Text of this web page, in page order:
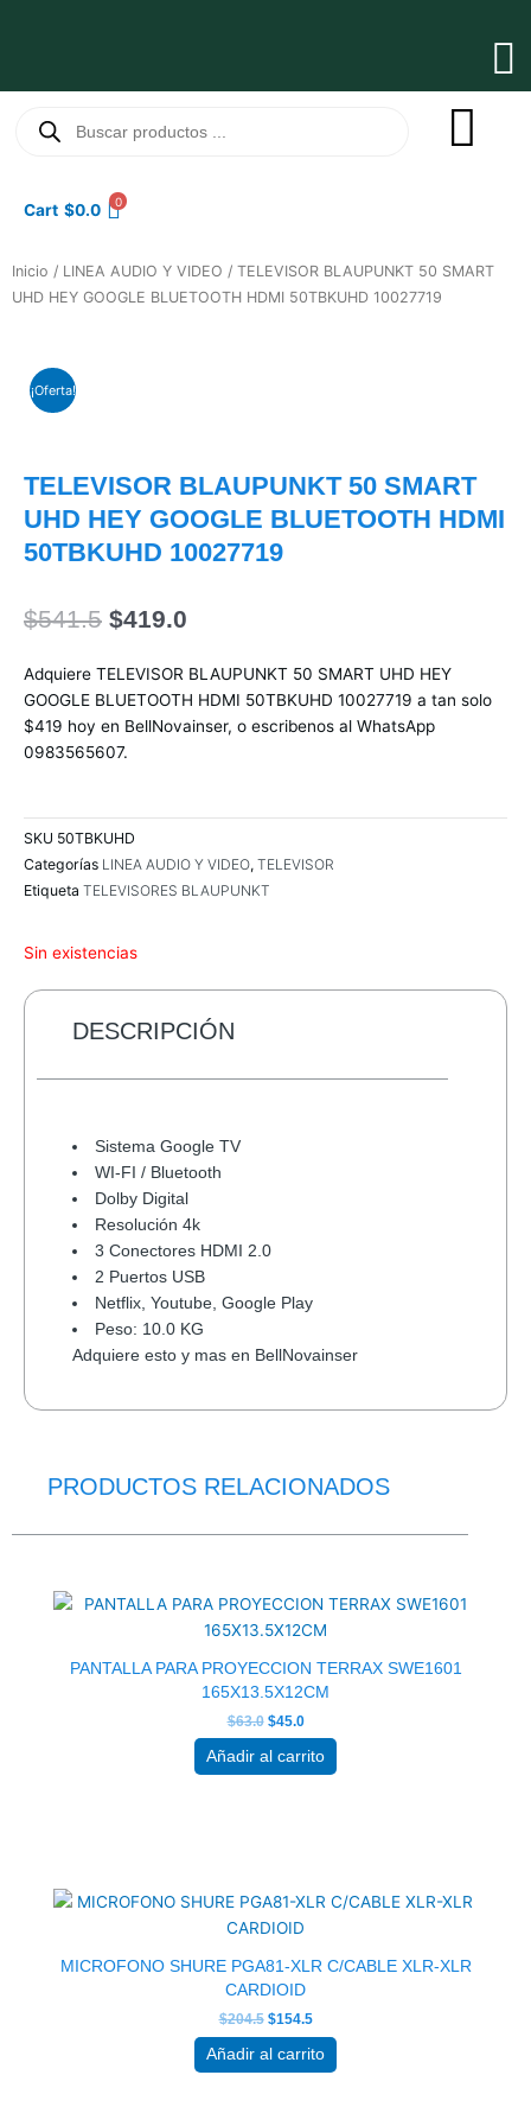
productos
Cart $0.0 0
Inicio / LINEA AUDIO Y VIDEO / TELEVISOR BLAUPUNKT 50 SMART
UHD HEY GOOGLE BLUETOOTH HDMI 50TBKUHD 10027719
¡Oferta!
TELEVISOR BLAUPUNKT 50 SMART
UHD HEY GOOGLE BLUETOOTH HDMI
50TBKUHD 10027719
$541.5 El
original
era:
$541.5.
$419.0
actual
es:
$419.0.
Adquiere TELEVISOR BLAUPUNKT 50 SMART UHD HEY
GOOGLE BLUETOOTH HDMI 50TBKUHD 10027719 a tan solo
$419 hoy en BellNovainser, o escribenos al WhatsApp
0983565607.
SKU 50TBKUHD
Categorías LINEA AUDIO Y VIDEO, TELEVISOR
Etiqueta TELEVISORES BLAUPUNKT
Sin existencias
DESCRIPCIÓN
Sistema Google TV
WI-FI / Bluetooth
Dolby Digital
Resolución 4k
3 Conectores HDMI 2.0
2 Puertos USB
Netflix, Youtube, Google Play
Peso: 10.0 KG
Adquiere esto y mas en BellNovainser
PRODUCTOS RELACIONADOS
PANTALLA PARA PROYECCION TERRAX SWE1601
165X13.5X12CM
$63.0
original
era:
$63.0.
$45.0
actual
es:
$45.0.
Añadir al carrito
MICROFONO SHURE PGA81-XLR C/CABLE XLR-XLR
CARDIOID
$204.5
original
era:
$204.5.
$154.5
actual
es:
Añadir al carrito